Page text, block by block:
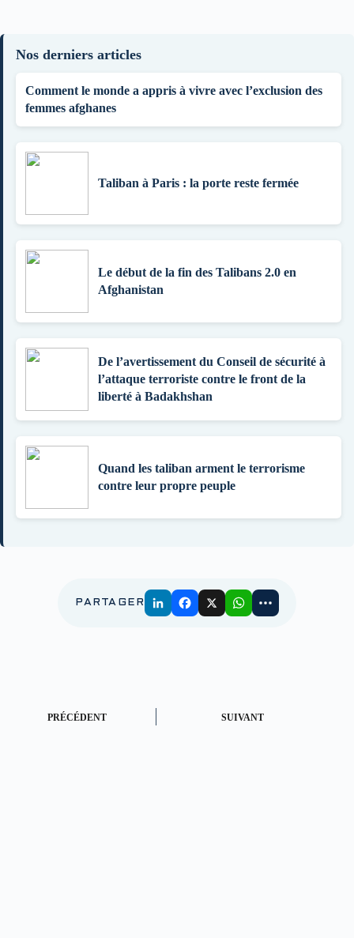
Nos derniers articles
Comment le monde a appris à vivre avec l’exclusion des
femmes afghanes
Taliban à Paris : la porte reste fermée
Le début de la fin des Talibans 2.0 en
Afghanistan
De l’avertissement du Conseil de sécurité à
l’attaque terroriste contre le front de la
liberté à Badakhshan
Quand les taliban arment le terrorisme
contre leur propre peuple
PARTAGER
PRÉCÉDENT SUIVANT